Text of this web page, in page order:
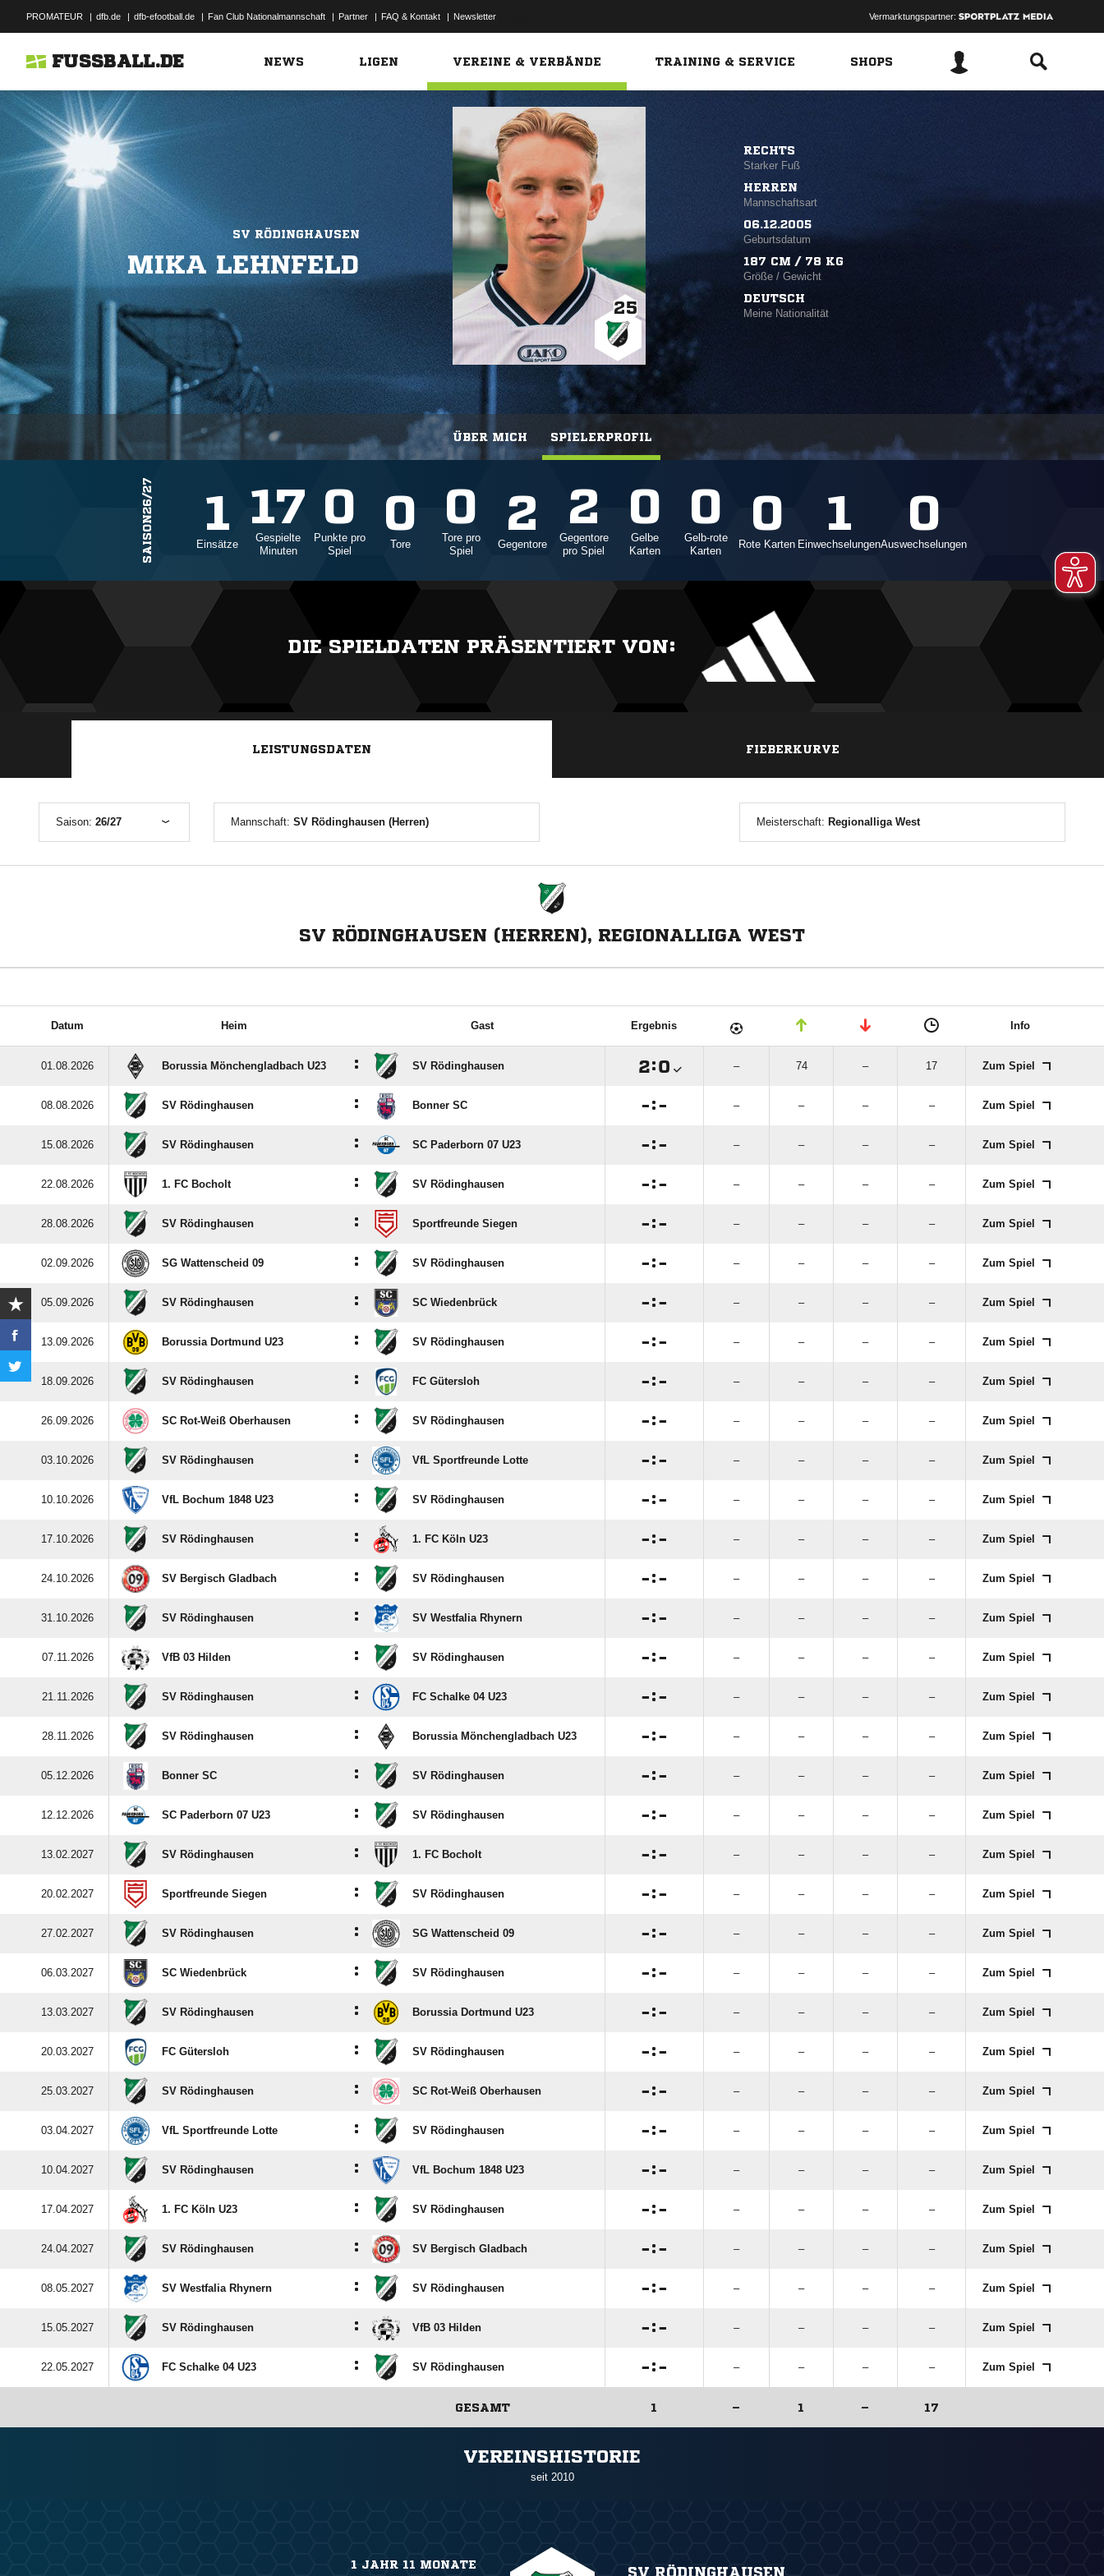
PROMATEUR | dfb.de | dfb-efootball.de | Fan Club Nationalmannschaft | Partner | FAQ & Kontakt | Newsletter Vermarktungspartner:
FUSSBALL.DE NEWS LIGEN VEREINE & VERBÄNDE TRAINING & SERVICE SHOPS
ÜBER MICH SPIELERPROFIL
SV RÖDINGHAUSEN
MIKA LEHNFELD
25
RECHTS
Starker Fuß
HERREN
Mannschaftsart
06.12.2005
Geburtsdatum
187 CM / 78 KG
Größe / Gewicht
DEUTSCH
Meine Nationalität
SAISON26/27 1
Einsätze
17
Gespielte
Minuten
0
Punkte pro
Spiel
0
Tore
0
Tore pro
Spiel
2
Gegentore
2
Gegentore
pro Spiel
0
Gelbe
Karten
0
Gelb-rote
Karten
0
Rote Karten
1
Einwechselungen
0
Auswechselungen
DIE SPIELDATEN PRÄSENTIERT VON:
LEISTUNGSDATEN FIEBERKURVE
Saison: 26/27 Mannschaft:SV Rödinghausen (Herren) Meisterschaft: Regionalliga West
SV RÖDINGHAUSEN (HERREN), REGIONALLIGA WEST
Datum Heim Gast Ergebnis Info
01.08.2026 Borussia Mönchengladbach U23 : SV Rödinghausen : – 74 – 17 Zum Spiel
08.08.2026 SV Rödinghausen : Bonner SC : – – – – Zum Spiel
15.08.2026 SV Rödinghausen : SC Paderborn 07 U23 : – – – – Zum Spiel
22.08.2026 1. FC Bocholt : SV Rödinghausen : – – – – Zum Spiel
28.08.2026 SV Rödinghausen : Sportfreunde Siegen : – – – – Zum Spiel
02.09.2026 SG Wattenscheid 09 : SV Rödinghausen : – – – – Zum Spiel
05.09.2026 SV Rödinghausen : SC Wiedenbrück : – – – – Zum Spiel
13.09.2026 Borussia Dortmund U23 : SV Rödinghausen : – – – – Zum Spiel
18.09.2026 SV Rödinghausen : FC Gütersloh : – – – – Zum Spiel
26.09.2026 SC Rot-Weiß Oberhausen : SV Rödinghausen : – – – – Zum Spiel
03.10.2026 SV Rödinghausen : VfL Sportfreunde Lotte : – – – – Zum Spiel
10.10.2026 VfL Bochum 1848 U23 : SV Rödinghausen : – – – – Zum Spiel
17.10.2026 SV Rödinghausen : 1. FC Köln U23 : – – – – Zum Spiel
24.10.2026 SV Bergisch Gladbach : SV Rödinghausen : – – – – Zum Spiel
31.10.2026 SV Rödinghausen : SV Westfalia Rhynern : – – – – Zum Spiel
07.11.2026 VfB 03 Hilden : SV Rödinghausen : – – – – Zum Spiel
21.11.2026 SV Rödinghausen : FC Schalke 04 U23 : – – – – Zum Spiel
28.11.2026 SV Rödinghausen : Borussia Mönchengladbach U23 : – – – – Zum Spiel
05.12.2026 Bonner SC : SV Rödinghausen : – – – – Zum Spiel
12.12.2026 SC Paderborn 07 U23 : SV Rödinghausen : – – – – Zum Spiel
13.02.2027 SV Rödinghausen : 1. FC Bocholt : – – – – Zum Spiel
20.02.2027 Sportfreunde Siegen : SV Rödinghausen : – – – – Zum Spiel
27.02.2027 SV Rödinghausen : SG Wattenscheid 09 : – – – – Zum Spiel
06.03.2027 SC Wiedenbrück : SV Rödinghausen : – – – – Zum Spiel
13.03.2027 SV Rödinghausen : Borussia Dortmund U23 : – – – – Zum Spiel
20.03.2027 FC Gütersloh : SV Rödinghausen : – – – – Zum Spiel
25.03.2027 SV Rödinghausen : SC Rot-Weiß Oberhausen : – – – – Zum Spiel
03.04.2027 VfL Sportfreunde Lotte : SV Rödinghausen : – – – – Zum Spiel
10.04.2027 SV Rödinghausen : VfL Bochum 1848 U23 : – – – – Zum Spiel
17.04.2027 1. FC Köln U23 : SV Rödinghausen : – – – – Zum Spiel
24.04.2027 SV Rödinghausen : SV Bergisch Gladbach : – – – – Zum Spiel
08.05.2027 SV Westfalia Rhynern : SV Rödinghausen : – – – – Zum Spiel
15.05.2027 SV Rödinghausen : VfB 03 Hilden : – – – – Zum Spiel
22.05.2027 FC Schalke 04 U23 : SV Rödinghausen : – – – – Zum Spiel
GESAMT 1 – 1 – 17
VEREINSHISTORIE
seit 2010
1 JAHR 11 MONATE SV RÖDINGHAUSEN